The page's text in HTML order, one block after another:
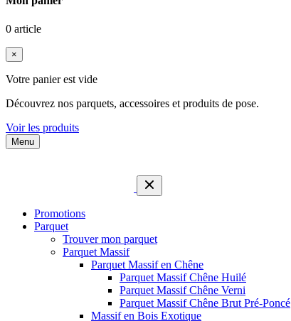
0 article
×
Votre panier est vide
Découvrez nos parquets, accessoires et produits de pose.
Voir les produits
Menu
Promotions
Parquet
Trouver mon parquet
Parquet Massif
Parquet Massif en Chêne
Parquet Massif Chêne Huilé
Parquet Massif Chêne Verni
Parquet Massif Chêne Brut Pré-Poncé
Massif en Bois Exotique